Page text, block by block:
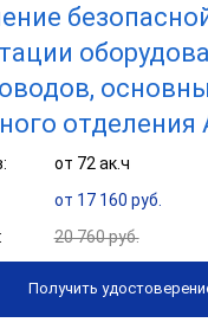
отделения
от 72 ак.ч
от 17 160 руб.
20 760 руб.
Получить